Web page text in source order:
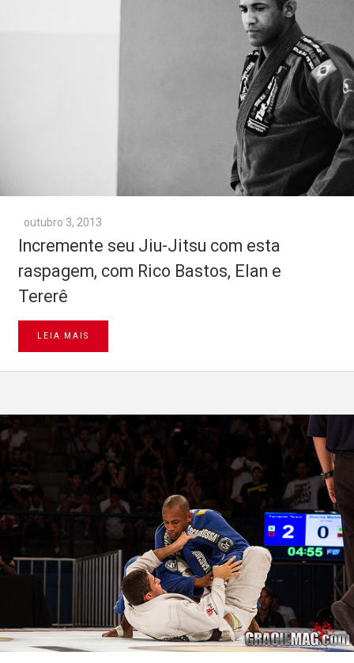
outubro 3, 2013
Incremente seu Jiu-Jitsu com esta
raspagem, com Rico Bastos, Elan e
Tererê
LEIA MAIS